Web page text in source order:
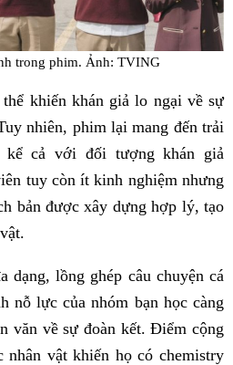
trong phim. Ảnh: TVING
thể khiến khán giả lo ngại về sự
nhiên, phim lại mang đến trải
kể cả với đối tượng khán giả
tuy còn ít kinh nghiệm nhưng
bản được xây dựng hợp lý, tạo
dạng, lồng ghép câu chuyện cá
nỗ lực của nhóm bạn học càng
văn về sự đoàn kết. Điểm cộng
vật khiến họ có chemistry